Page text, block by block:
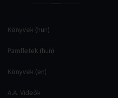
Könyvek (hun)
Pamfletek (hun)
Könyvek (en)
A.A. Videók